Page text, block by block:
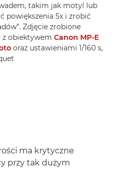
takim jak motyl lub
powiększenia 5x i zrobić
Zdjęcie zrobione
z obiektywem Canon MP-E
oraz ustawieniami 1/160 s,
ma krytyczne
przy tak dużym